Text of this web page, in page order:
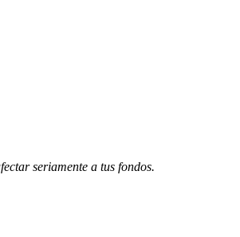
seriamente a tus fondos.